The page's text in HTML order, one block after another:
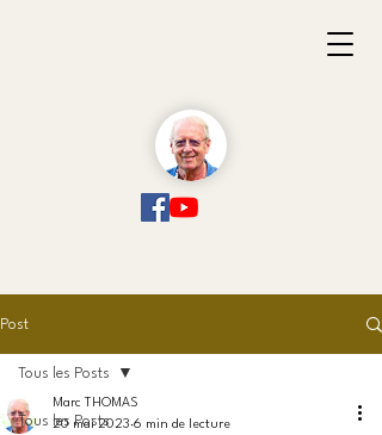
Post
Tous les Posts
Tous les Posts
Marc THOMAS
20 mai 2023 6 min de lecture